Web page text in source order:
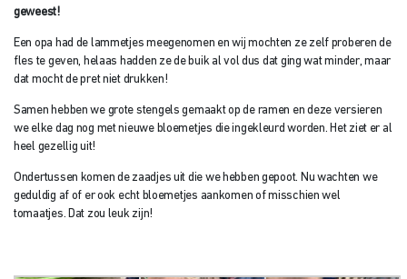
geweest!
Een opa had de lammetjes meegenomen en wij mochten ze zelf proberen de
fles te geven, helaas hadden ze de buik al vol dus dat ging wat minder, maar
dat mocht de pret niet drukken!
Samen hebben we grote stengels gemaakt op de ramen en deze versieren
we elke dag nog met nieuwe bloemetjes die ingekleurd worden. Het ziet er al
heel gezellig uit!
Ondertussen komen de zaadjes uit die we hebben gepoot. Nu wachten we
geduldig af of er ook echt bloemetjes aankomen of misschien wel
tomaatjes. Dat zou leuk zijn!